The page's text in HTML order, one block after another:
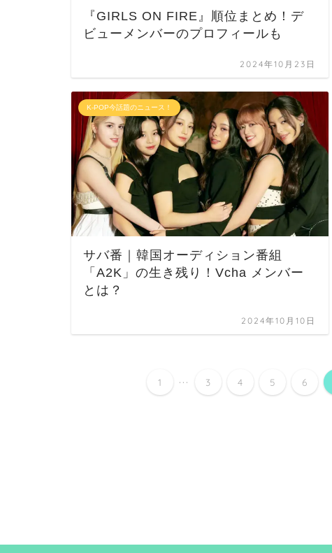
『GIRLS ON FIRE』順位まとめ！デ
ビューメンバーのプロフィールも
2024年10月23日
K-POP今話題のニュース！
サバ番｜韓国オーディション番組
「A2K」の生き残り！Vcha メンバー
とは？
2024年10月10日
1 ... 3 4 5 6